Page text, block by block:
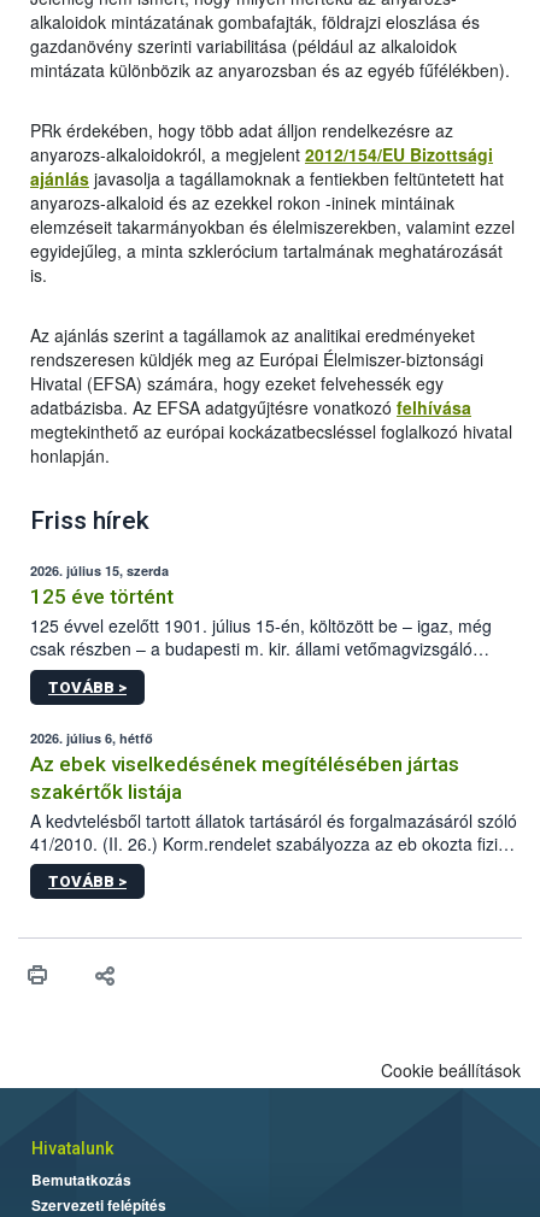
alkaloidok mintázatának gombafajták, földrajzi eloszlása és
gazdanövény szerinti variabilitása (például az alkaloidok
mintázata különbözik az anyarozsban és az egyéb fűfélékben).
PRk érdekében, hogy több adat álljon rendelkezésre az
anyarozs-alkaloidokról, a megjelent 2012/154/EU Bizottsági
ajánlás javasolja a tagállamoknak a fentiekben feltüntetett hat
anyarozs-alkaloid és az ezekkel rokon -ininek mintáinak
elemzéseit takarmányokban és élelmiszerekben, valamint ezzel
egyidejűleg, a minta szklerócium tartalmának meghatározását
is.
Az ajánlás szerint a tagállamok az analitikai eredményeket
rendszeresen küldjék meg az Európai Élelmiszer-biztonsági
Hivatal (EFSA) számára, hogy ezeket felvehessék egy
adatbázisba. Az EFSA adatgyűjtésre vonatkozó felhívása
megtekinthető az európai kockázatbecsléssel foglalkozó hivatal
honlapján.
Friss hírek
2026. július 15, szerda
125 éve történt
125 évvel ezelőtt 1901. július 15-én, költözött be – igaz, még
csak részben – a budapesti m. kir. állami vetőmagvizsgáló
állomás a Kis Rókus utca 15. szám alatti, Czigler Győző által
tervezett új épületébe.
TOVÁBB >
2026. július 6, hétfő
Az ebek viselkedésének megítélésében jártas
szakértők listája
A kedvtelésből tartott állatok tartásáról és forgalmazásáról szóló
41/2010. (II. 26.) Korm.rendelet szabályozza az eb okozta fizikai
sérülés, illetve ennek veszélye keletkezésekor felmerülő
hatósági feladatokat, valamint a veszélyes eb tartását és annak
vonni az ebek viselkedésének megítélésében jártas szakértőt.
TOVÁBB >
Cookie beállítások
Hivatalunk
Bemutatkozás
Szervezeti felépítés